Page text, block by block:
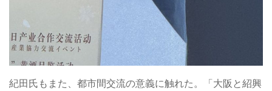
紀田氏もまた、都市間交流の意義に触れた。「大阪と紹興